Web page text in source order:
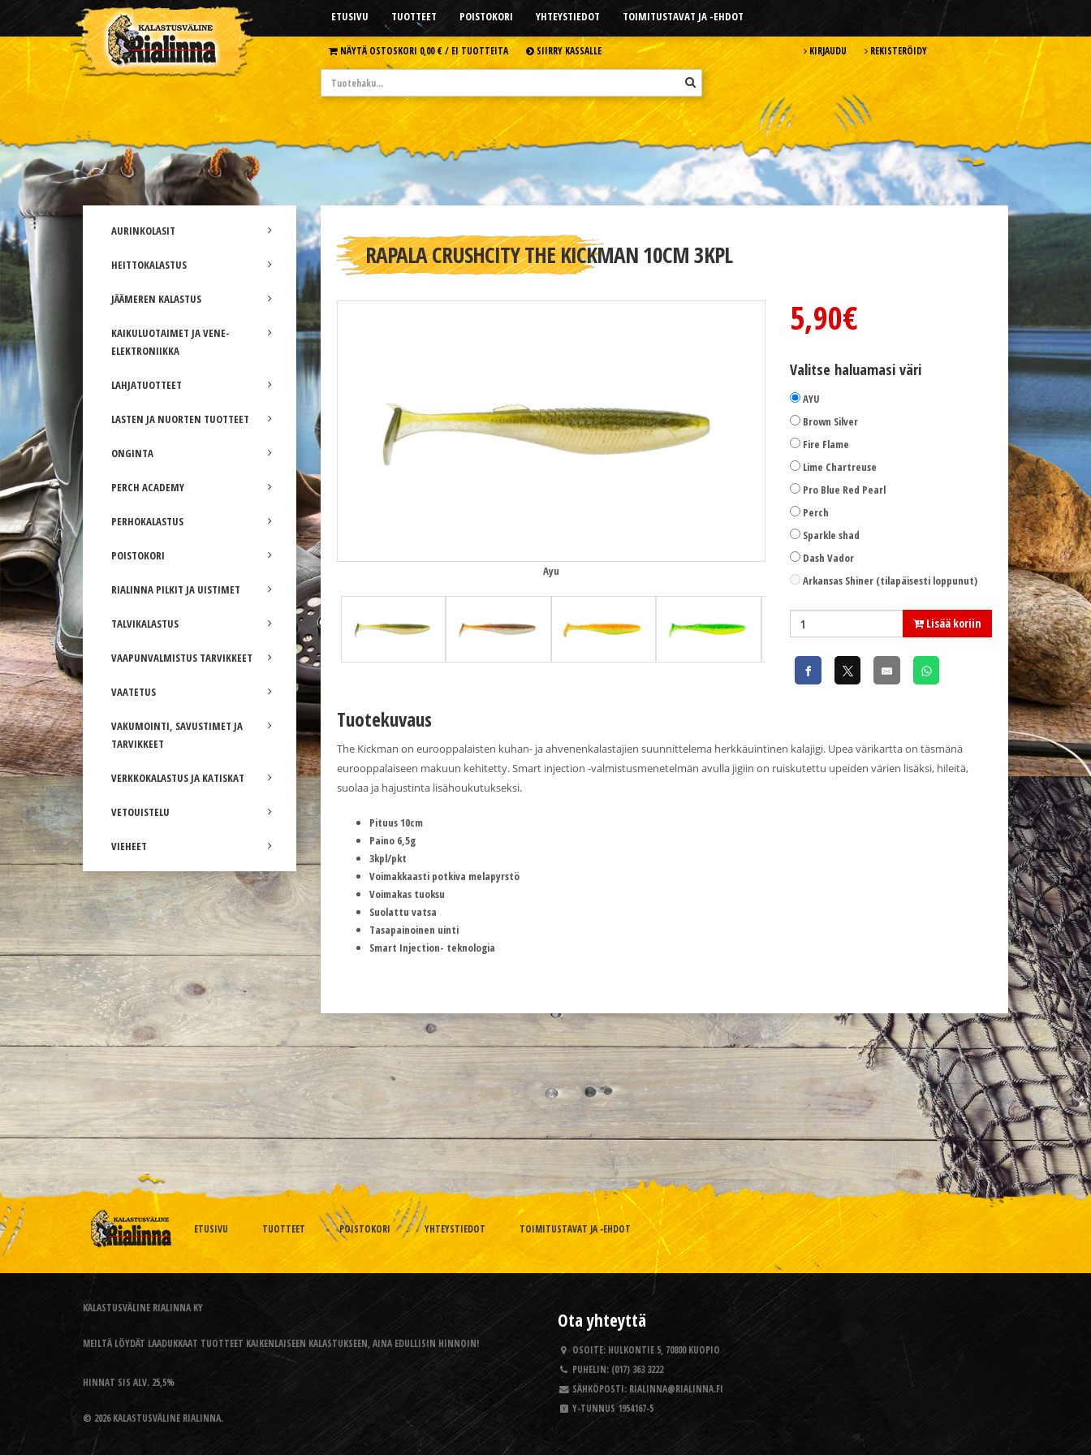
ETUSIVU TUOTTEET POISTOKORI YHTEYSTIEDOT TOIMITUSTAVAT JA -EHDOT
NÄYTÄ OSTOSKORI 0,00 € /EI TUOTTEITA SIIRRY KASSALLE KIRJAUDU REKISTERÖIDY
AURINKOLASIT
HEITTOKALASTUS
JÄÄMEREN KALASTUS
KAIKULUOTAIMET JA VENE-
ELEKTRONIIKKA
LAHJATUOTTEET
LASTEN JA NUORTEN TUOTTEET
ONGINTA
PERCH ACADEMY
PERHOKALASTUS
POISTOKORI
RIALINNA PILKIT JA UISTIMET
TALVIKALASTUS
VAAPUNVALMISTUS TARVIKKEET
VAATETUS
VAKUMOINTI, SAVUSTIMET JA
TARVIKKEET
VERKKOKALASTUS JA KATISKAT
VETOUISTELU
VIEHEET
RAPALA CRUSHCITY THE KICKMAN 10CM 3KPL
Ayu Brown Silver (BRS)
5,90€
Valitse haluamasi väri
AYU
Brown Silver
Fire Flame
Lime Chartreuse
Pro Blue Red Pearl
Perch
Sparkle shad
Dash Vador
Arkansas Shiner (tilapäisesti loppunut)
Lisää koriin
Tuotekuvaus
The Kickman on eurooppalaisten kuhan- ja ahvenenkalastajien suunnittelema herkkäuintinen kalajigi. Upea värikartta on täsmänä
eurooppalaiseen makuun kehitetty. Smart injection -valmistusmenetelmän avulla jigiin on ruiskutettu upeiden värien lisäksi, hileitä,
suolaa ja hajustinta lisähoukutukseksi.
Pituus 10cm
Paino 6,5g
3kpl/pkt
Voimakkaasti potkiva melapyrstö
Voimakas tuoksu
Suolattu vatsa
Tasapainoinen uinti
Smart Injection- teknologia
ETUSIVU TUOTTEET POISTOKORI YHTEYSTIEDOT TOIMITUSTAVAT JA -EHDOT
KALASTUSVÄLINE RIALINNA KY
MEILTÄ LÖYDÄT LAADUKKAAT TUOTTEET KAIKENLAISEEN KALASTUKSEEN, AINA EDULLISIN HINNOIN!
HINNAT SIS ALV. 25,5%
© 2026 KALASTUSVÄLINE RIALINNA.
Ota yhteyttä
OSOITE: HULKONTIE 5, 70800 KUOPIO
PUHELIN: (017) 363 3222
SÄHKÖPOSTI: RIALINNA@RIALINNA.FI
Y-TUNNUS1954167-5